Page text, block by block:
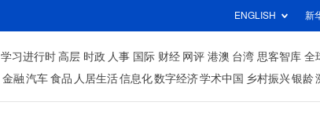
ENGLISH 新
学习进行时 高层 时政 人事 国际 财经 网评 港澳 台湾 思客智库 全
金融 汽车 食品 人居生活信息化数字经济学术中国 乡村振兴银龄